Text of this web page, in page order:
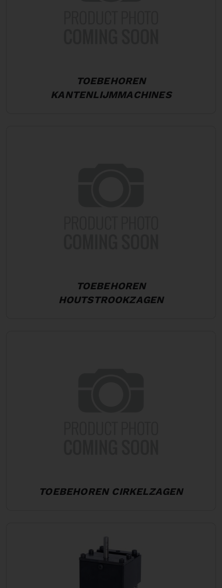
TOEBEHOREN
KANTENLIJMMACHINES
TOEBEHOREN
HOUTSTROOKZAGEN
TOEBEHOREN CIRKELZAGEN